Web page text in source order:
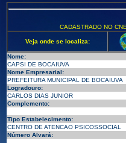
CADASTRADO NO
Veja onde se localiza:
Nome:
CAPSI DE BOCAIUVA
Nome Empresarial:
PREFEITURA MUNICIPAL DE BOCAIUVA
Logradouro:
CARLOS DIAS JUNIOR
Complemento:
Tipo Estabelecimento:
CENTRO DE ATENCAO PSICOSSOCIAL
Número Alvará: